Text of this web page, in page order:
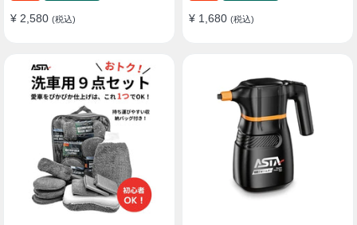
傷つきにくい ボディ ガラス ホ
¥ 2,580 (税込)
ない 撥水 厚手 両面 大型 洗車
¥ 1,680 (税込)